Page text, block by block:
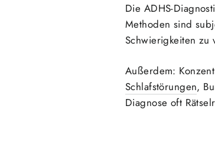
Die ADHS-
Methoden sind
Schwierigkeiten zu
Außerdem:
Schlafstörungen,
Diagnose oft